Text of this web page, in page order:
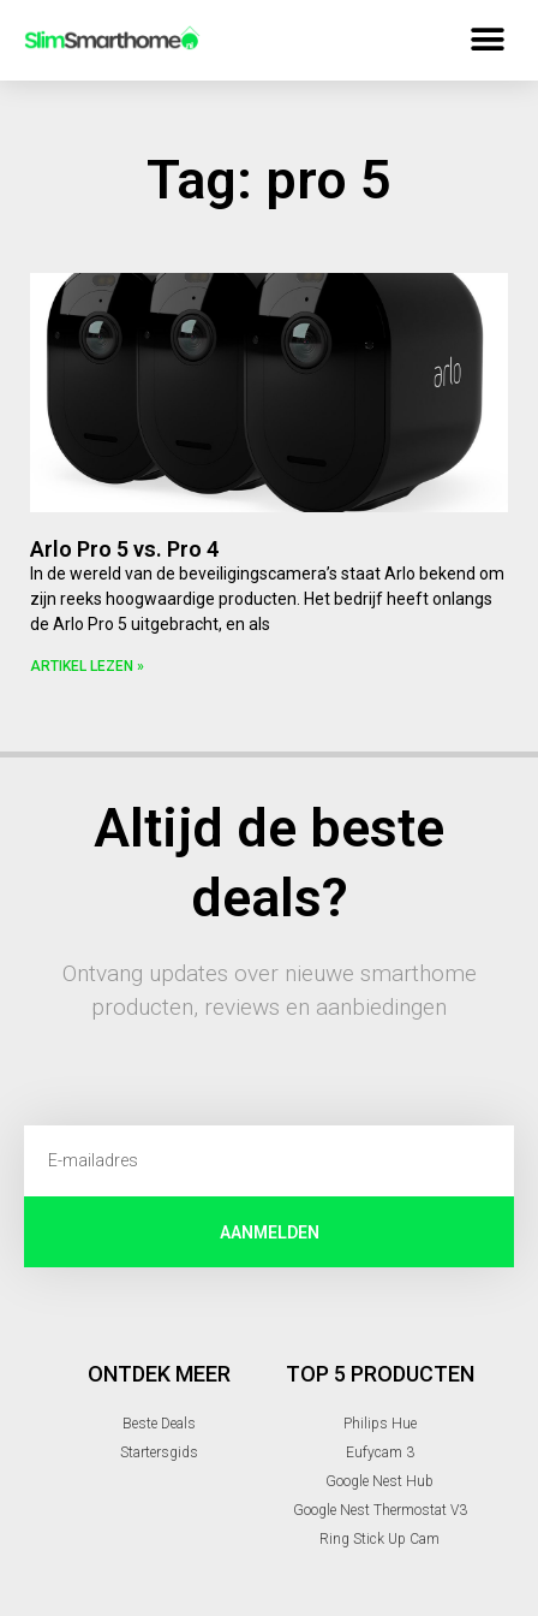
Tag: pro 5
Arlo Pro 5 vs. Pro 4
In de wereld van de beveiligingscamera’s staat Arlo bekend om
zijn reeks hoogwaardige producten. Het bedrijf heeft onlangs
de Arlo Pro 5 uitgebracht, en als
ARTIKEL LEZEN »
Altijd de beste
deals?
Ontvang updates over nieuwe smarthome
producten, reviews en aanbiedingen
AANMELDEN
ONTDEK MEER
Beste Deals
Startersgids
TOP 5 PRODUCTEN
Philips Hue
Eufycam 3
Google Nest Hub
Google Nest Thermostat V3
Ring Stick Up Cam